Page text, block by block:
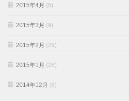
2015年4月 (5)
2015年3月 (9)
2015年2月 (29)
2015年1月 (26)
2014年12月 (6)